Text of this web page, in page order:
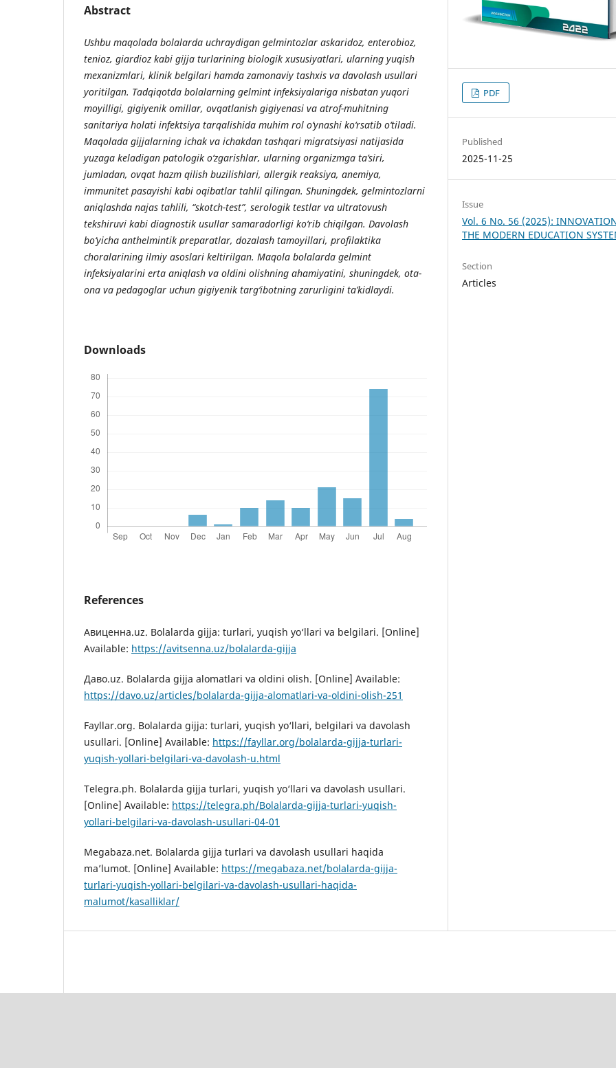
Abstract
Ushbu maqolada bolalarda uchraydigan gelmintozlar askaridoz, enterobioz,
tenioz, giardioz kabi gijja turlarining biologik xususiyatlari, ularning yuqish
mexanizmlari, klinik belgilari hamda zamonaviy tashxis va davolash usullari
yoritilgan. Tadqiqotda bolalarning gelmint infeksiyalariga nisbatan yuqori
moyilligi, gigiyenik omillar, ovqatlanish gigiyenasi va atrof-muhitning
sanitariya holati infektsiya tarqalishida muhim rol o‘ynashi ko‘rsatib o‘tiladi.
Maqolada gijjalarning ichak va ichakdan tashqari migratsiyasi natijasida
yuzaga keladigan patologik o‘zgarishlar, ularning organizmga ta’siri,
jumladan, ovqat hazm qilish buzilishlari, allergik reaksiya, anemiya,
immunitet pasayishi kabi oqibatlar tahlil qilingan. Shuningdek, gelmintozlarni
aniqlashda najas tahlili, “skotch-test”, serologik testlar va ultratovush
tekshiruvi kabi diagnostik usullar samaradorligi ko‘rib chiqilgan. Davolash
bo‘yicha anthelmintik preparatlar, dozalash tamoyillari, profilaktika
choralarining ilmiy asoslari keltirilgan. Maqola bolalarda gelmint
infeksiyalarini erta aniqlash va oldini olishning ahamiyatini, shuningdek, ota-
ona va pedagoglar uchun gigiyenik targ‘ibotning zarurligini ta’kidlaydi.
Downloads
References
Авиценна.uz. Bolalarda gijja: turlari, yuqish yo‘llari va belgilari. [Online]
Available: https://avitsenna.uz/bolalarda-gijja
Даво.uz. Bolalarda gijja alomatlari va oldini olish. [Online] Available:
https://davo.uz/articles/bolalarda-gijja-alomatlari-va-oldini-olish-251
Fayllar.org. Bolalarda gijja: turlari, yuqish yo‘llari, belgilari va davolash
usullari. [Online] Available: https://fayllar.org/bolalarda-gijja-turlari-
yuqish-yollari-belgilari-va-davolash-u.html
Telegra.ph. Bolalarda gijja turlari, yuqish yo‘llari va davolash usullari.
[Online] Available: https://telegra.ph/Bolalarda-gijja-turlari-yuqish-
yollari-belgilari-va-davolash-usullari-04-01
Megabaza.net. Bolalarda gijja turlari va davolash usullari haqida
ma’lumot. [Online] Available: https://megabaza.net/bolalarda-gijja-
turlari-yuqish-yollari-belgilari-va-davolash-usullari-haqida-
malumot/kasalliklar/
PDF
Published
2025-11-25
Issue
Vol. 6 No. 56 (2025):
THE MODERN EDUCATION
Section
Articles